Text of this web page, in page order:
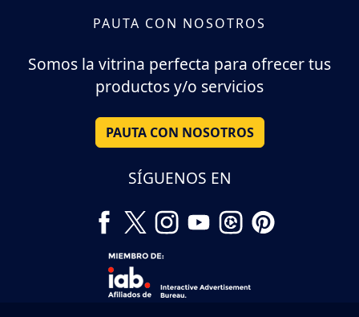
PAUTA CON NOSOTROS
Somos la vitrina perfecta para ofrecer tus
productos y/o servicios
PAUTA CON NOSOTROS
SÍGUENOS EN